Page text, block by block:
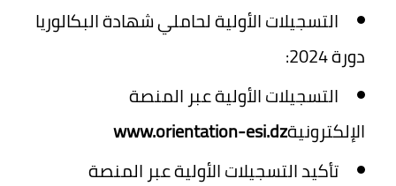
التسجيلات الأولية لحاملي شهادة البكالوريا
دورة 2024:
التسجيلات الأولية عبر المنصة
الإلكترونيةwww.orientation-esi.dz
تأكيد التسجيلات الأولية عبر المنصة